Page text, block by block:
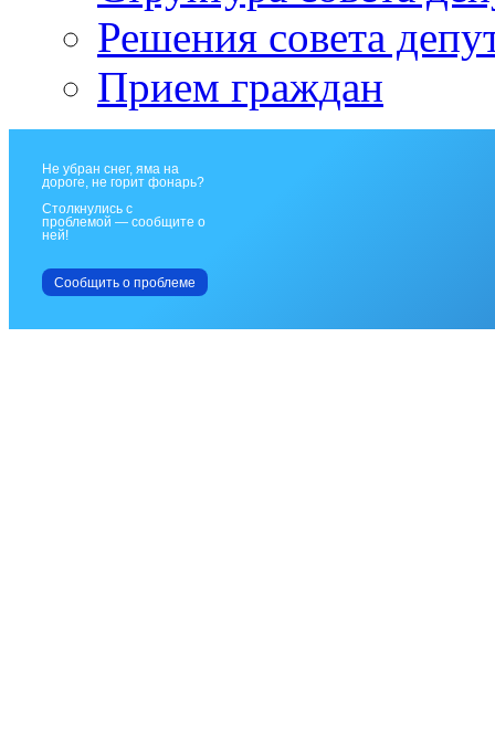
Решения совета
Прием граждан
Не убран снег, яма на
дороге, не горит фонарь?
Столкнулись с
проблемой — сообщите о
ней!
Сообщить о проблеме